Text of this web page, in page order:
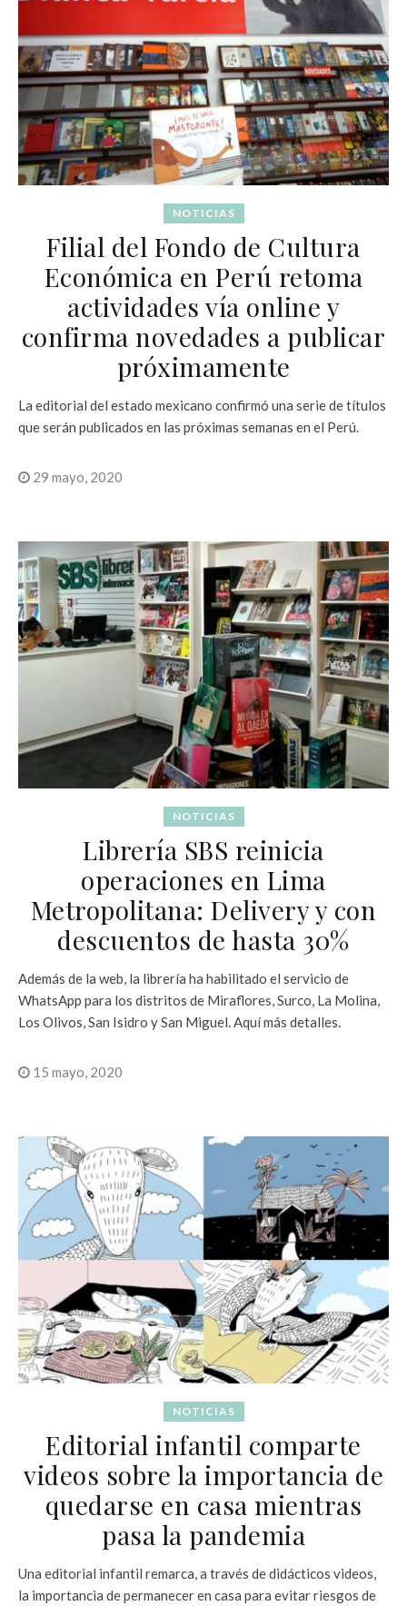
NOTICIAS
Filial del Fondo de Cultura
Económica en Perú retoma
actividades vía online y
confirma novedades a publicar
próximamente
La editorial del estado mexicano confirmó una serie de títulos
que serán publicados en las próximas semanas en el Perú.
29 mayo, 2020
NOTICIAS
Librería SBS reinicia
operaciones en Lima
Metropolitana: Delivery y con
descuentos de hasta 30%
Además de la web, la librería ha habilitado el servicio de
WhatsApp para los distritos de Miraflores, Surco, La Molina,
Los Olivos, San Isidro y San Miguel. Aquí más detalles.
15 mayo, 2020
NOTICIAS
Editorial infantil comparte
videos sobre la importancia de
quedarse en casa mientras
pasa la pandemia
Una editorial infantil remarca, a través de didácticos videos,
la importancia de permanecer en casa para evitar riesgos de